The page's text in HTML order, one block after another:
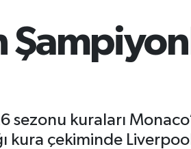
6574.81
BİST100
13.887
sezonu kuraları
kura çekiminde